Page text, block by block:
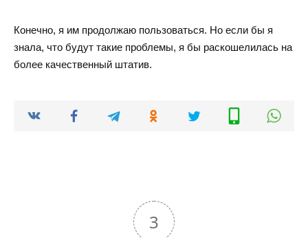
Конечно, я им продолжаю пользоваться. Но если бы я
знала, что будут такие проблемы, я бы раскошелилась на
более качественный штатив.
3